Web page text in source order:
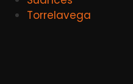
Torrelavega